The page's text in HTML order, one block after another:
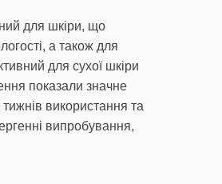
для шкіри, що
а також для
для сухої шкіри
показали значне
використання та
випробування,